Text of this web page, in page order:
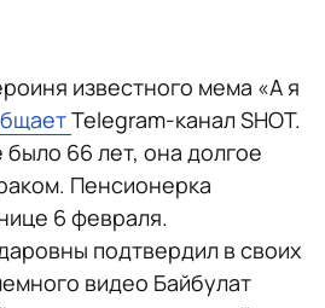
известного мема «А я
Telegram-канал SHOT.
66 лет, она долгое
Пенсионерка
6 февраля.
подтвердил в своих
видео Байбулат